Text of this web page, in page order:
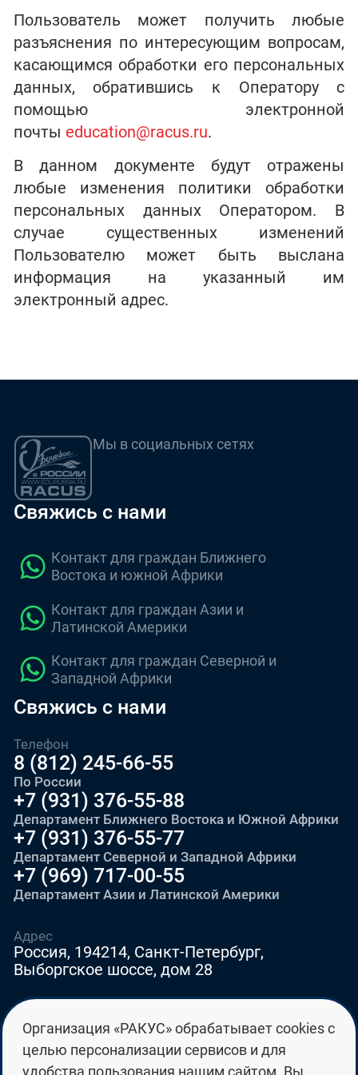
Пользователь может получить любые
разъяснения по интересующим вопросам,
касающимся обработки его персональных
данных, обратившись к Оператору с
помощью электронной
почты education@racus.ru.
В данном документе будут отражены
любые изменения политики обработки
персональных данных Оператором. В
случае существенных изменений
Пользователю может быть выслана
информация на указанный им
электронный адрес.
Мы в социальных сетях
Свяжись с нами
Контакт для граждан Ближнего
Востока и южной Африки
Контакт для граждан Азии и
Латинской Америки
Контакт для граждан Северной и
Западной Африки
Свяжись с нами
Телефон
8 (812) 245-66-55
По России
+7 (931) 376-55-88
Департамент Ближнего Востока и Южной Африки
+7 (931) 376-55-77
Департамент Северной и Западной Африки
+7 (969) 717-00-55
Департамент Азии и Латинской Америки
E-mail
education@edurussia.org
edurussia@racus.ru
Адрес
Россия, 194214, Санкт-Петербург,
Выборгское шоссе, дом 28
Организация «РАКУС» обрабатывает cookies с
целью персонализации сервисов и для
удобства пользования нашим сайтом. Вы